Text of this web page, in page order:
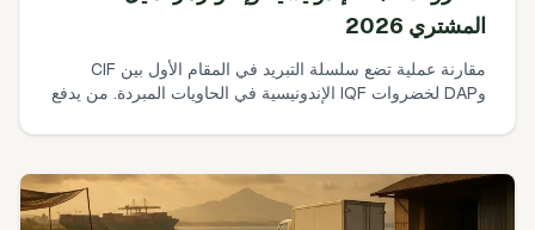
المشتري 2026
مقارنة عملية تضع سلسلة التبريد في المقام الأول بين CIF
وDAP لخضروات IQF الإندونيسية في الحاويات المبردة. من يدفع
بسيطة لحساب التكلفة الموصولية يمكنك استخدامها اليوم.